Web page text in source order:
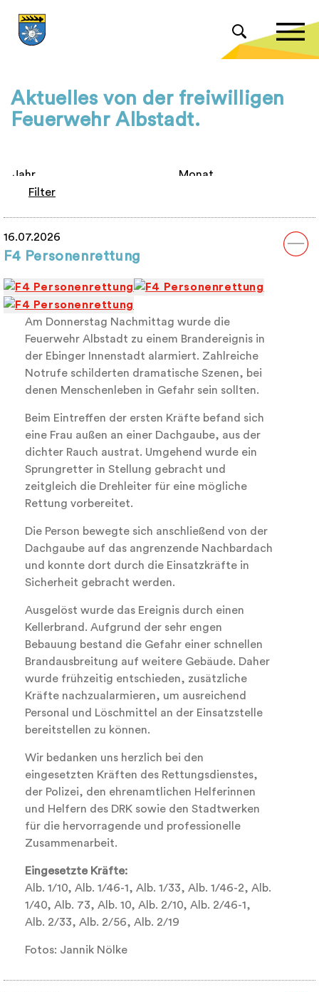
Aktuelles von der freiwilligen
Feuerwehr Albstadt.
Filter
16.07.2026
F4 Personenrettung
Am Donnerstag Nachmittag wurde die
Feuerwehr Albstadt zu einem Brandereignis in
der Ebinger Innenstadt alarmiert. Zahlreiche
Notrufe schilderten dramatische Szenen, bei
denen Menschenleben in Gefahr sein sollten.
Beim Eintreffen der ersten Kräfte befand sich
eine Frau außen an einer Dachgaube, aus der
dichter Rauch austrat. Umgehend wurde ein
Sprungretter in Stellung gebracht und
zeitgleich die Drehleiter für eine mögliche
Rettung vorbereitet.
Die Person bewegte sich anschließend von der
Dachgaube auf das angrenzende Nachbardach
und konnte dort durch die Einsatzkräfte in
Sicherheit gebracht werden.
Ausgelöst wurde das Ereignis durch einen
Kellerbrand. Aufgrund der sehr engen
Bebauung bestand die Gefahr einer schnellen
Brandausbreitung auf weitere Gebäude. Daher
wurde frühzeitig entschieden, zusätzliche
Kräfte nachzualarmieren, um ausreichend
Personal und Löschmittel an der Einsatzstelle
bereitstellen zu können.
Wir bedanken uns herzlich bei den
eingesetzten Kräften des Rettungsdienstes,
der Polizei, den ehrenamtlichen Helferinnen
und Helfern des DRK sowie den Stadtwerken
für die hervorragende und professionelle
Zusammenarbeit.
Eingesetzte Kräfte:
Alb. 1/10, Alb. 1/46-1, Alb. 1/33, Alb. 1/46-2, Alb.
1/40, Alb. 73, Alb. 10, Alb. 2/10, Alb. 2/46-1,
Alb. 2/33, Alb. 2/56, Alb. 2/19
Fotos: Jannik Nölke